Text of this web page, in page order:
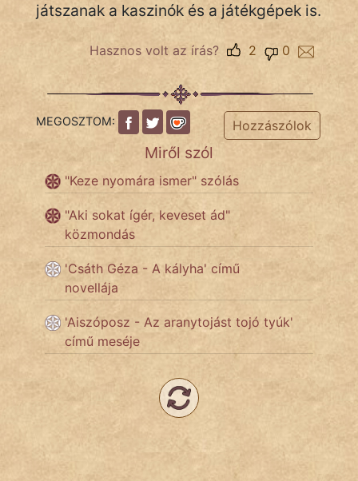
PSZICHO
ÉLETMÓD
És
Népszerű szerzőink:
fantom
Jób Gedeon
játszanak a kaszinók és a játékgépek is.
Hasznos volt az írás? 0
2
MEGOSZTOM: Hozzászólok
Miről szól
"Keze nyomára ismer" szólás
"Aki sokat ígér, keveset ád"
közmondás
'Csáth Géza - A kályha' című
novellája
'Aiszóposz - Az aranytojást tojó tyúk'
című meséje